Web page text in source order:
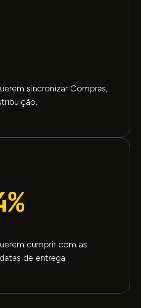
sincronizar Compras,
cumprir com as
de entrega.